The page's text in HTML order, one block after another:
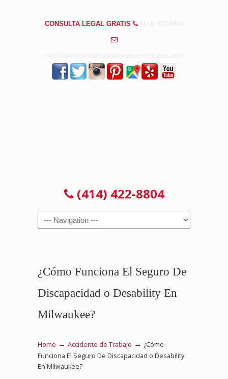
CONSULTA LEGAL GRATIS
(414) 422-8804
Navigation
¿Cómo Funciona El Seguro De
Discapacidad o Desability En
Milwaukee?
Home → Accidente de Trabajo → ¿Cómo
Funciona El Seguro De Discapacidad o Desability
En Milwaukee?